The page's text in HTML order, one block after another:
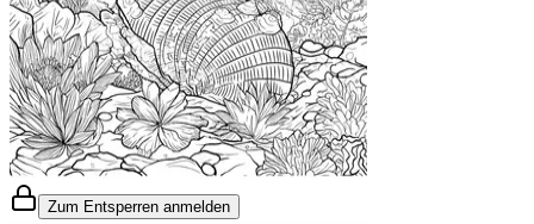
Zum Entsperren anmelden